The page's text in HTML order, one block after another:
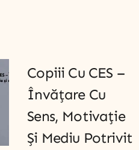
Copiii Cu CES –
Învățare Cu
Sens, Motivație
Și Mediu Potrivit